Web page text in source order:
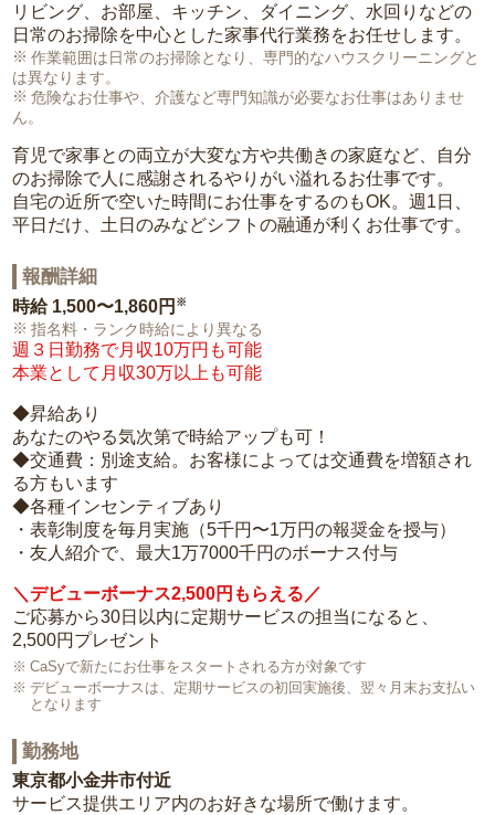
リビング、お部屋、キッチン、ダイニング、水回りなどの
日常のお掃除を中心とした家事代行業務をお任せします。
作業範囲は日常のお掃除となり、専門的なハウスクリーニングと
は異なります。
危険なお仕事や、介護など専門知識が必要なお仕事はありませ
ん。
育児で家事との両立が大変な方や共働きの家庭など、自分
のお掃除で人に感謝されるやりがい溢れるお仕事です。
自宅の近所で空いた時間にお仕事をするのもOK。週1日、
平日だけ、土日のみなどシフトの融通が利くお仕事です。
報酬詳細
時給 1,500〜1,860円 ※
指名料・ランク時給により異なる
週３日勤務で月収10万円も可能
本業として月収30万以上も可能
◆昇給あり
あなたのやる気次第で時給アップも可！
◆交通費：別途支給。お客様によっては交通費を増額され
る方もいます
◆各種インセンティブあり
・表彰制度を毎月実施（5千円〜1万円の報奨金を授与）
・友人紹介で、最大1万7000千円のボーナス付与
＼デビューボーナス2,500円もらえる／
ご応募から30日以内に定期サービスの担当になると、
2,500円プレゼント
CaSyで新たにお仕事をスタートされる方が対象です
デビューボーナスは、定期サービスの初回実施後、翌々月末お支払い
となります
勤務地
東京都小金井市付近
サービス提供エリア内のお好きな場所で働けます。